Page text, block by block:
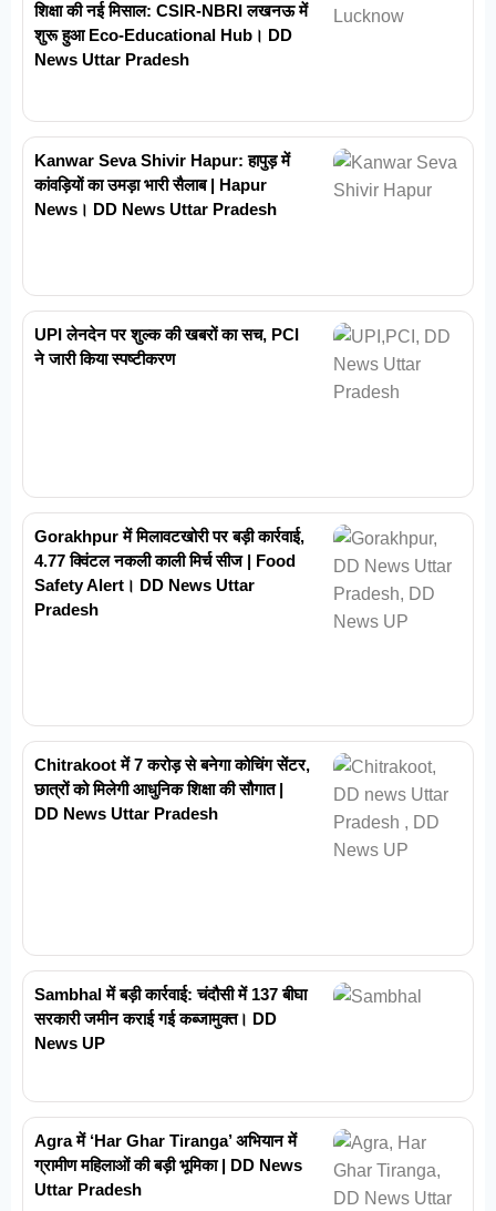
शिक्षा की नई मिसाल: CSIR-NBRI लखनऊ में
शुरू हुआ Eco-Educational Hub। DD
News Uttar Pradesh
Kanwar Seva Shivir Hapur: हापुड़ में
कांवड़ियों का उमड़ा भारी सैलाब | Hapur
News। DD News Uttar Pradesh
UPI लेनदेन पर शुल्क की खबरों का सच, PCI
ने जारी किया स्पष्टीकरण
Gorakhpur में मिलावटखोरी पर बड़ी कार्रवाई,
4.77 क्विंटल नकली काली मिर्च सीज | Food
Safety Alert। DD News Uttar
Pradesh
Chitrakoot में 7 करोड़ से बनेगा कोचिंग सेंटर,
छात्रों को मिलेगी आधुनिक शिक्षा की सौगात |
DD News Uttar Pradesh
Sambhal में बड़ी कार्रवाई: चंदौसी में 137 बीघा
सरकारी जमीन कराई गई कब्जामुक्त। DD
News UP
Agra में ‘Har Ghar Tiranga’ अभियान में
ग्रामीण महिलाओं की बड़ी भूमिका | DD News
Uttar Pradesh